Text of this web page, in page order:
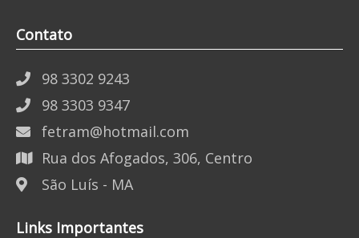
Contato
98 3302 9243
98 3303 9347
fetram@hotmail.com
Rua dos Afogados, 306, Centro
São Luís - MA
Links Importantes